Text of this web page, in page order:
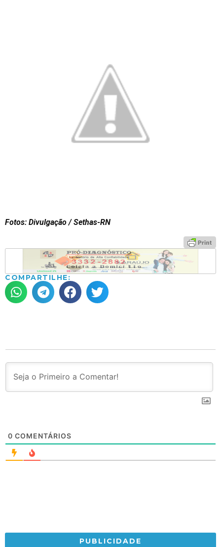
Fotos: Divulgação / Sethas-RN
COMPARTILHE:
0 COMENTÁRIOS
PUBLICIDADE